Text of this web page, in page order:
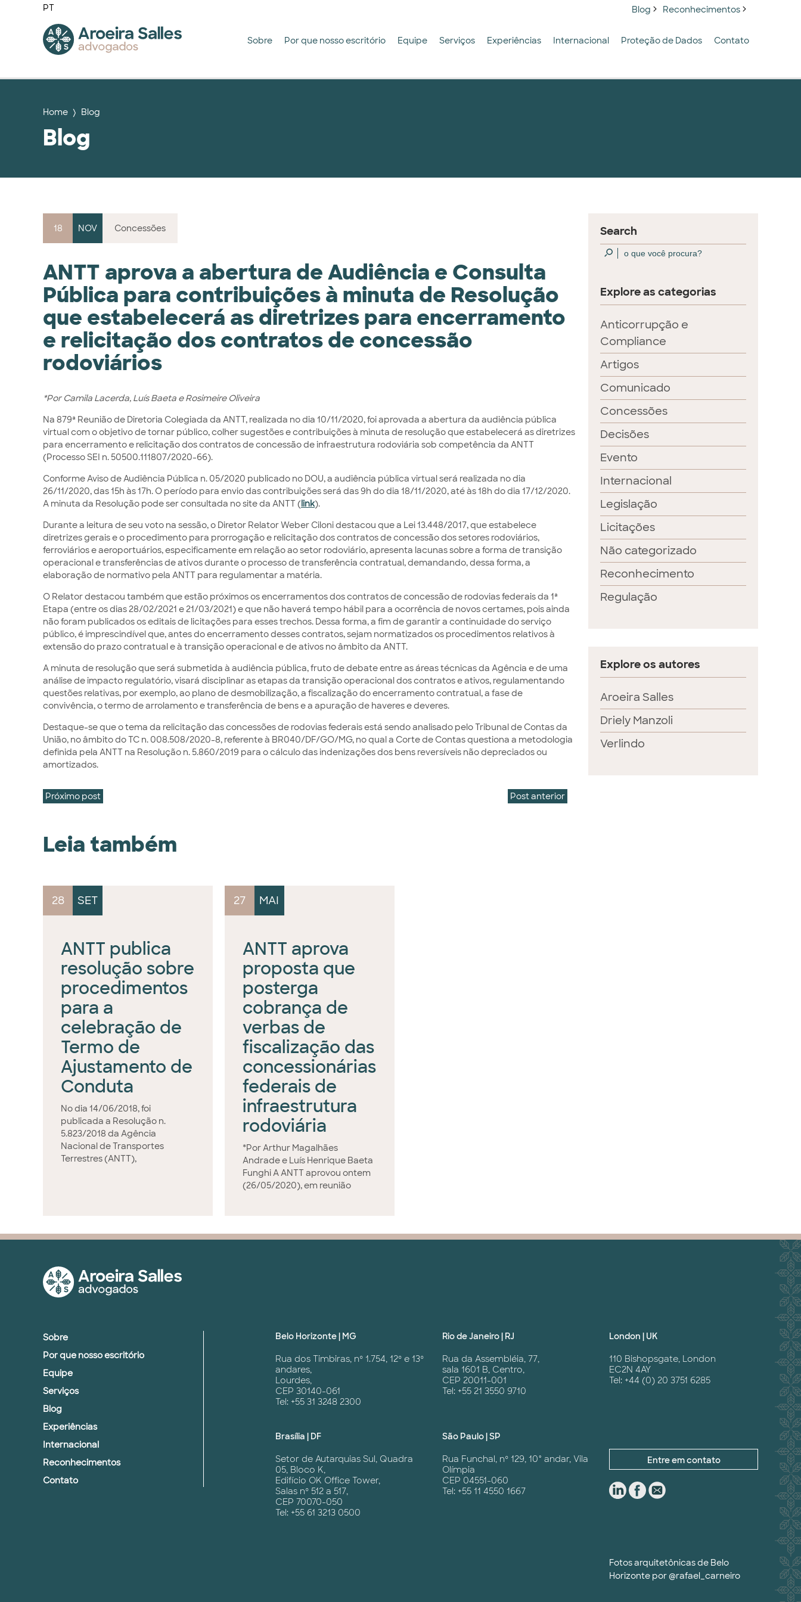
PT Blog Reconhecimentos
Sobre Por que nosso escritório Equipe Serviços Experiências Internacional Proteção de Dados Contato
Home Blog
Blog
Search
Explore as categorias
Anticorrupção e
Compliance
Artigos
Comunicado
Concessões
Decisões
Evento
Internacional
Legislação
Licitações
Não categorizado
Reconhecimento
Regulação
Explore os autores
Aroeira Salles
Driely Manzoli
Verlindo
18 NOV Concessões
ANTT aprova a abertura de Audiência e Consulta
Pública para contribuições à minuta de Resolução
que estabelecerá as diretrizes para encerramento
e relicitação dos contratos de concessão
rodoviários
*Por Camila Lacerda, Luís Baeta e Rosimeire Oliveira
Na 879ª Reunião de Diretoria Colegiada da ANTT, realizada no dia 10/11/2020, foi aprovada a abertura da audiência pública
virtual com o objetivo de tornar público, colher sugestões e contribuições à minuta de resolução que estabelecerá as diretrizes
para encerramento e relicitação dos contratos de concessão de infraestrutura rodoviária sob competência da ANTT
(Processo SEI n. 50500.111807/2020-66).
Conforme Aviso de Audiência Pública n. 05/2020 publicado no DOU, a audiência pública virtual será realizada no dia
26/11/2020, das 15h às 17h. O período para envio das contribuições será das 9h do dia 18/11/2020, até às 18h do dia 17/12/2020.
A minuta da Resolução pode ser consultada no site da ANTT (link).
Durante a leitura de seu voto na sessão, o Diretor Relator Weber Ciloni destacou que a Lei 13.448/2017, que estabelece
diretrizes gerais e o procedimento para prorrogação e relicitação dos contratos de concessão dos setores rodoviários,
ferroviários e aeroportuários, especificamente em relação ao setor rodoviário, apresenta lacunas sobre a forma de transição
operacional e transferências de ativos durante o processo de transferência contratual, demandando, dessa forma, a
elaboração de normativo pela ANTT para regulamentar a matéria.
O Relator destacou também que estão próximos os encerramentos dos contratos de concessão de rodovias federais da 1ª
Etapa (entre os dias 28/02/2021 e 21/03/2021) e que não haverá tempo hábil para a ocorrência de novos certames, pois ainda
não foram publicados os editais de licitações para esses trechos. Dessa forma, a fim de garantir a continuidade do serviço
público, é imprescindível que, antes do encerramento desses contratos, sejam normatizados os procedimentos relativos à
extensão do prazo contratual e à transição operacional e de ativos no âmbito da ANTT.
A minuta de resolução que será submetida à audiência pública, fruto de debate entre as áreas técnicas da Agência e de uma
análise de impacto regulatório, visará disciplinar as etapas da transição operacional dos contratos e ativos, regulamentando
questões relativas, por exemplo, ao plano de desmobilização, a fiscalização do encerramento contratual, a fase de
convivência, o termo de arrolamento e transferência de bens e a apuração de haveres e deveres.
Destaque-se que o tema da relicitação das concessões de rodovias federais está sendo analisado pelo Tribunal de Contas da
União, no âmbito do TC n. 008.508/2020-8, referente à BR040/DF/GO/MG, no qual a Corte de Contas questiona a metodologia
definida pela ANTT na Resolução n. 5.860/2019 para o cálculo das indenizações dos bens reversíveis não depreciados ou
amortizados.
Próximo post Post anterior
Leia também
28 SET
ANTT publica
resolução sobre
procedimentos
para a
celebração de
Termo de
Ajustamento de
Conduta
No dia 14/06/2018, foi
publicada a Resolução n.
5.823/2018 da Agência
Nacional de Transportes
Terrestres (ANTT),
27 MAI
ANTT aprova
proposta que
posterga
cobrança de
verbas de
fiscalização das
concessionárias
federais de
infraestrutura
rodoviária
*Por Arthur Magalhães
Andrade e Luís Henrique Baeta
Funghi A ANTT aprovou ontem
(26/05/2020), em reunião
Sobre
Por que nosso escritório
Equipe
Serviços
Blog
Experiências
Internacional
Reconhecimentos
Contato
Belo Horizonte | MG
Rua dos Timbiras, nº 1.754, 12º e 13º
andares,
Lourdes,
CEP 30140-061
Tel: +55 31 3248 2300
Rio de Janeiro | RJ
Rua da Assembléia, 77,
sala 1601 B, Centro,
CEP 20011-001
Tel: +55 21 3550 9710
London | UK
110 Bishopsgate, London
EC2N 4AY
Tel: +44 (0) 20 3751 6285
Brasília | DF
Setor de Autarquias Sul, Quadra
05, Bloco K,
Edifício OK Office Tower,
Salas nº 512 a 517,
CEP 70070-050
Tel: +55 61 3213 0500
São Paulo | SP
Rua Funchal, nº 129, 10° andar, Vila
Olímpia
CEP 04551-060
Tel: +55 11 4550 1667
Entre em contato
Fotos arquitetônicas de Belo
Horizonte por@rafael_carneiro